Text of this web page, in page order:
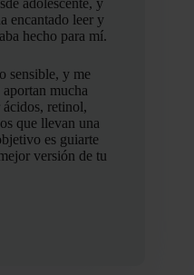
adolescente, y
encantado leer y
hecho para mí.
sensible, y me
mucha
retinol,
que llevan una
es guiarte
versión de tu